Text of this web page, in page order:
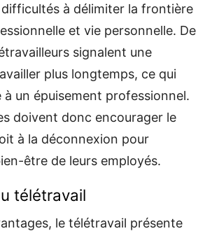
à délimiter la frontière
et vie personnelle. De
signalent une
plus longtemps, ce qui
à un épuisement professionnel.
doivent donc encourager le
à la déconnexion pour
être de leurs employés.
télétravail
le télétravail présente